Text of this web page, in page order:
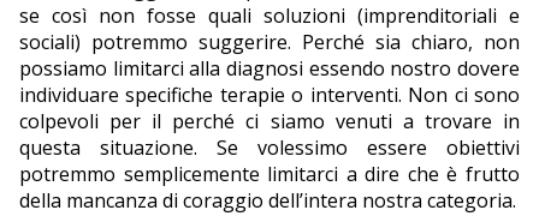
se così non fosse quali soluzioni (imprenditoriali e
sociali) potremmo suggerire. Perché sia chiaro, non
possiamo limitarci alla diagnosi essendo nostro dovere
individuare specifiche terapie o interventi. Non ci sono
colpevoli per il perché ci siamo venuti a trovare in
questa situazione. Se volessimo essere obiettivi
potremmo semplicemente limitarci a dire che è frutto
della mancanza di coraggio dell’intera nostra categoria.